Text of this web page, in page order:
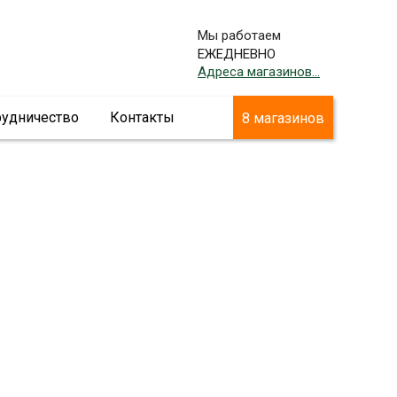
Мы работаем
ЕЖЕДНЕВНО
Адреса магазинов...
Контакты 8 магазинов